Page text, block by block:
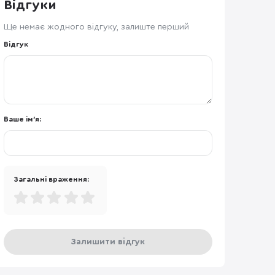
Відгуки
Ще немає жодного відгуку, залиште перший
Відгук
Ваше ім'я:
Загальні враження:
Залишити відгук